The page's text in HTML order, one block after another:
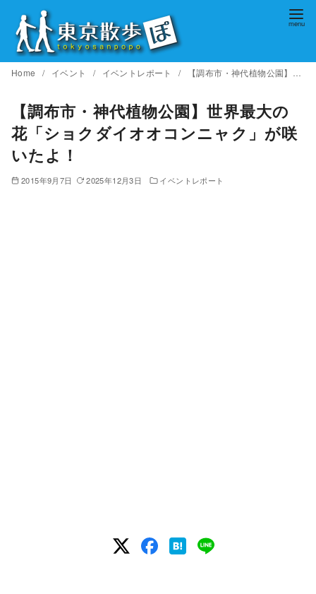
ンHome イベント イベントレポート 【調布市・神代植物公園】世界最大の花「ショクダイオオコンニャク」が咲いたよ！
【調布市・神代植物公園】世界最大の
花「ショクダイオオコンニャク」が咲
いたよ！
2015年9月7日 2025年12月3日 イベントレポート